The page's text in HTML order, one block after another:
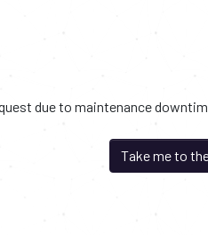
due to maintenance
Take me to